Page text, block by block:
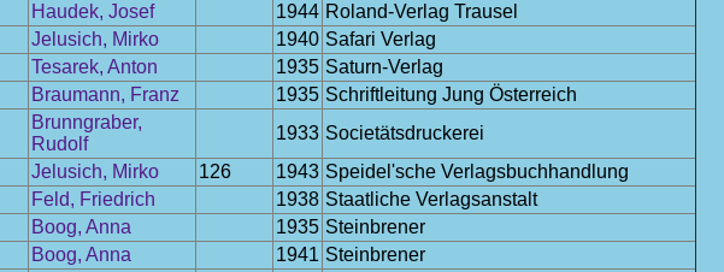
Haudek, Josef 1944 Roland-Verlag Trausel
Jelusich, Mirko 1940 Safari Verlag
Tesarek, Anton 1935 Saturn-Verlag
Braumann, Franz 1935 Schriftleitung Jung Österreich
Brunngraber,
Rudolf
1933 Societätsdruckerei
Jelusich, Mirko 126 1943 Speidel'sche Verlagsbuchhandlung
Feld, Friedrich 1938 Staatliche Verlagsanstalt
Boog, Anna 1935 Steinbrener
Boog, Anna 1941 Steinbrener